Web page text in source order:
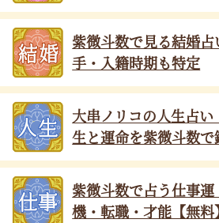
紫微斗数で見る結婚
手・入籍時期も特定
大串ノリコの人生占
生と運命を紫微斗数で
紫微斗数で占う仕事
機・転職・才能【無料